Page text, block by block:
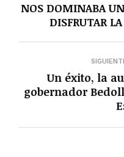
NOS DOMINABA
DISFRUTAR
Un éxito, la
gobernador